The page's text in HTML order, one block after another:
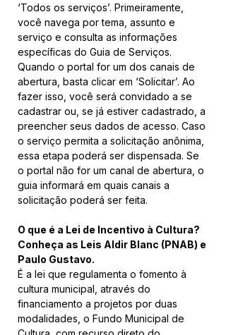
‘Todos os serviços’. Primeiramente,
você navega por tema, assunto e
serviço e consulta as informações
específicas do Guia de Serviços.
Quando o portal for um dos canais de
abertura, basta clicar em ‘Solicitar’. Ao
fazer isso, você será convidado a se
cadastrar ou, se já estiver cadastrado, a
preencher seus dados de acesso. Caso
o serviço permita a solicitação anônima,
essa etapa poderá ser dispensada. Se
o portal não for um canal de abertura, o
guia informará em quais canais a
solicitação poderá ser feita.
O que é a Lei de Incentivo à Cultura?
Conheça as Leis Aldir Blanc (PNAB) e
Paulo Gustavo.
É a lei que regulamenta o fomento à
cultura municipal, através do
financiamento a projetos por duas
modalidades, o Fundo Municipal de